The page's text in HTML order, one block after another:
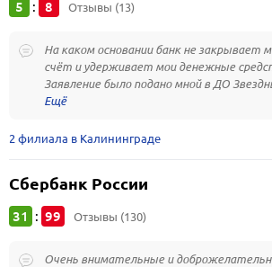
5 : 8 Отзывы (13)
На каком основании банк не закрывает
счёт и удерживает мои денежные
Заявление было подано мной в ДО
2 филиала в Калининграде
Сбербанк России
31 : 99 Отзывы (130)
Очень внимательные и